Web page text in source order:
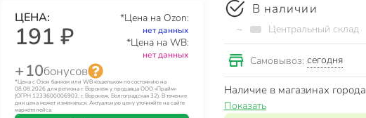
ЦЕНА:
191 ₽
*Цена на Ozon:
нет данных
*Цена на WB:
нет данных
+ 10бонусов
*Цена с Озон банком или WB кошельком по состоянию на
08.08.2026 для региона г. Воронеж у продавца ООО «Прайм»
(ОГРН 1233600006903, г. Воронеж, Волгоградская 32). В течение
дня цена может изменяться. Актуальную цену уточняйте на сайте
маркетплейса.
В наличии
~ Центральный склад
Самовывоз: сегодня
Наличие в магазинах города
Показать